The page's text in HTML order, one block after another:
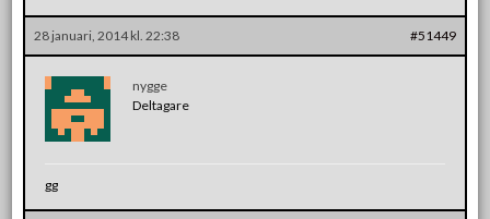
28 januari, 2014 kl. 22:38 #51449
nygge
Deltagare
gg